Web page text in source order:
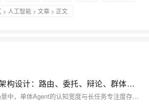
> 人工智能 > 文章 > 正文
多Agent集群协作架构设计：路由、委托、辩论、群体四种模式的边界与枢衡实践
在供应链决策等复杂场景中，单体Agent的认知宽度与长任务专注度存在明显瓶颈。本文基于枢衡智能体集群从v1.0到终局的完整演进历程，从工程约束与架构响应的视角，重新定义路由、委托、辩论、群体四种协作模式的适用边界与通信拓扑，并给出关键架构决策与量化实践数据。